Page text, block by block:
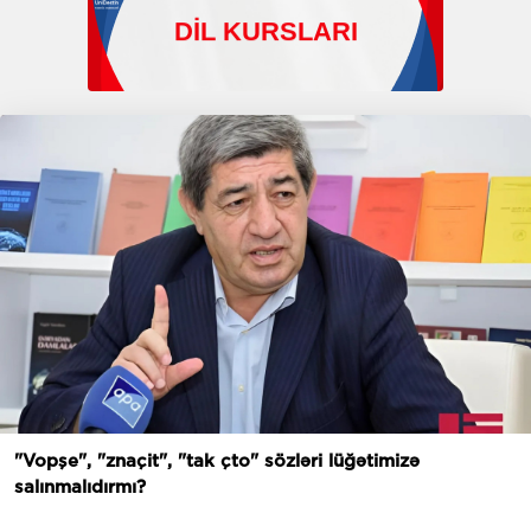
"Vopşe", "znaçit", "tak çto" sözləri lüğətimizə
salınmalıdırmı?